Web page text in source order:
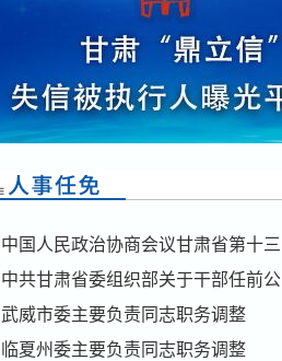
中国人民政治协商会议甘肃省第十三
届委员会任免名单
中共甘肃省委组织部关于干部任前公
示的公告
武威市委主要负责同志职务调整
临夏州委主要负责同志职务调整